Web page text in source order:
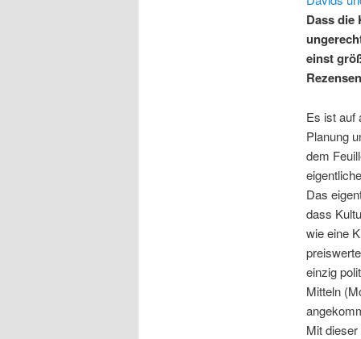
Dass die
einst
Es ist auf
Planung
dem
Das
dass
wie eine
einzig
Mitteln
Mit